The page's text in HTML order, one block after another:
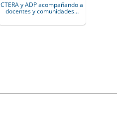
CTERA y ADP acompañando a
docentes y comunidades…